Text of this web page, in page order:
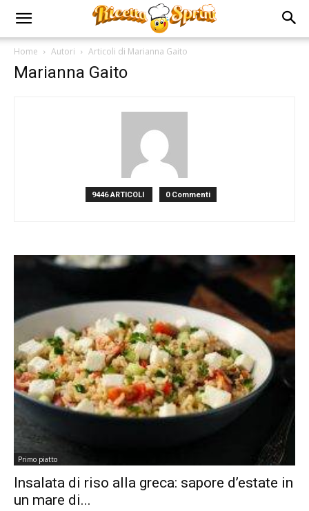
Home Autori Articoli di Marianna Gaito
Marianna Gaito
9446 ARTICOLI 0 Commenti
Primo piatto
Insalata di riso alla greca: sapore d’estate in
un mare di...